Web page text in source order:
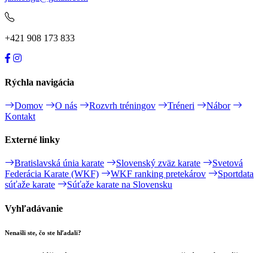
+421 908 173 833
Rýchla navigácia
Domov O nás Rozvrh tréningov Tréneri
Nábor
Kontakt
Externé linky
Bratislavská únia karate Slovenský zväz karate
Svetová
Federácia Karate (WKF)
WKF ranking pretekárov
Sportdata
súťaže karate
Súťaže karate na Slovensku
Vyhľadávanie
Nenašli ste, čo ste hľadali?